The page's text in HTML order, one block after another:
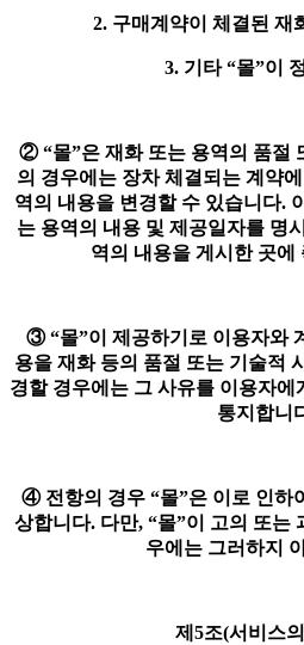
2. 구매계약이 체결된 재
3. 기타 “몰”이
② “몰”은 재화 또는 용역의 품절
의 경우에는 장차 체결되는 계약
역의 내용을 변경할 수 있습니다.
는 용역의 내용 및 제공일자를 명
역의 내용을 게시한 곳에
③ “몰”이 제공하기로 이용자와
용을 재화 등의 품절 또는 기술적
경할 경우에는 그 사유를 이용자에
통지합니
④ 전항의 경우 “몰”은 이로 인하
상합니다. 다만, “몰”이 고의 또는
우에는 그러하지
제5조(서비스